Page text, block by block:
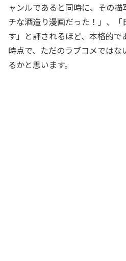
ャンルであると同時に、その
チな酒造り漫画だった！」、
す」と評されるほど、本格的で
時点で、ただのラブコメでは
るかと思います。